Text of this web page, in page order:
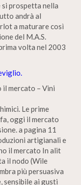
si prospetta nella
andrà al
a maturare così
del M.A.S.
volta nel 2003
il mercato – Vini
Le prime
oggi il mercato
a pagina 11
artigianali e
il mercato In alit
il nodo (Wile
più persuasiva
sensibile ai gusti